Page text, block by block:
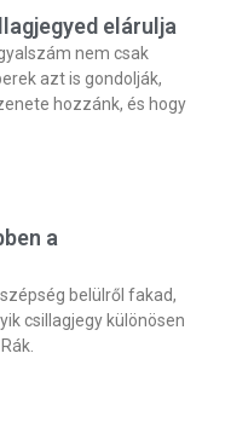
elárulja
nem csak
azt is gondolják,
hozzánk, és hogy
a
belülről fakad,
csillagjegy különösen